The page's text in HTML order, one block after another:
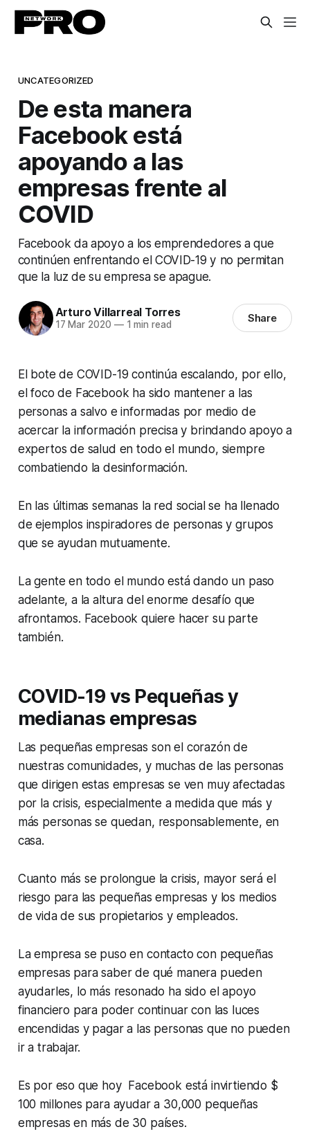
UNCATEGORIZED
De esta manera
Facebook está
apoyando a las
empresas frente al
COVID
Facebook da apoyo a los emprendedores a que
continúen enfrentando el COVID-19 y no permitan
que la luz de su empresa se apague.
Arturo Villarreal Torres
17 Mar 2020 —1 min read Share
El bote de COVID-19 continúa escalando, por ello,
el foco de Facebook ha sido mantener a las
personas a salvo e informadas por medio de
acercar la información precisa y brindando apoyo a
expertos de salud en todo el mundo, siempre
combatiendo la desinformación.
En las últimas semanas la red social se ha llenado
de ejemplos inspiradores de personas y grupos
que se ayudan mutuamente.
La gente en todo el mundo está dando un paso
adelante, a la altura del enorme desafío que
afrontamos. Facebook quiere hacer su parte
también.
COVID-19 vs Pequeñas y
medianas empresas
Las pequeñas empresas son el corazón de
nuestras comunidades, y muchas de las personas
que dirigen estas empresas se ven muy afectadas
por la crisis, especialmente a medida que más y
más personas se quedan, responsablemente, en
casa.
Cuanto más se prolongue la crisis, mayor será el
riesgo para las pequeñas empresas y los medios
de vida de sus propietarios y empleados.
La empresa se puso en contacto con pequeñas
empresas para saber de qué manera pueden
ayudarles, lo más resonado ha sido el apoyo
financiero para poder continuar con las luces
encendidas y pagar a las personas que no pueden
ir a trabajar.
Es por eso que hoy Facebook está invirtiendo $
100 millones para ayudar a 30,000 pequeñas
empresas en más de 30 países.